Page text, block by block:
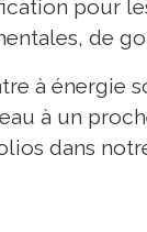
pour
de
à énergie
à un
dans